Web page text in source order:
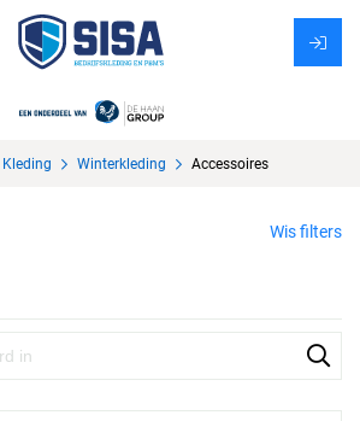
Kleding Winterkleding Accessoires
Wis filters